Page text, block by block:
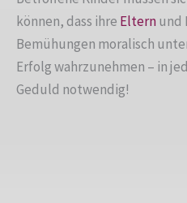
können, dass ihre Elternund
Bemühungen moralisch
Erfolg wahrzunehmen – in
Geduld notwendig!